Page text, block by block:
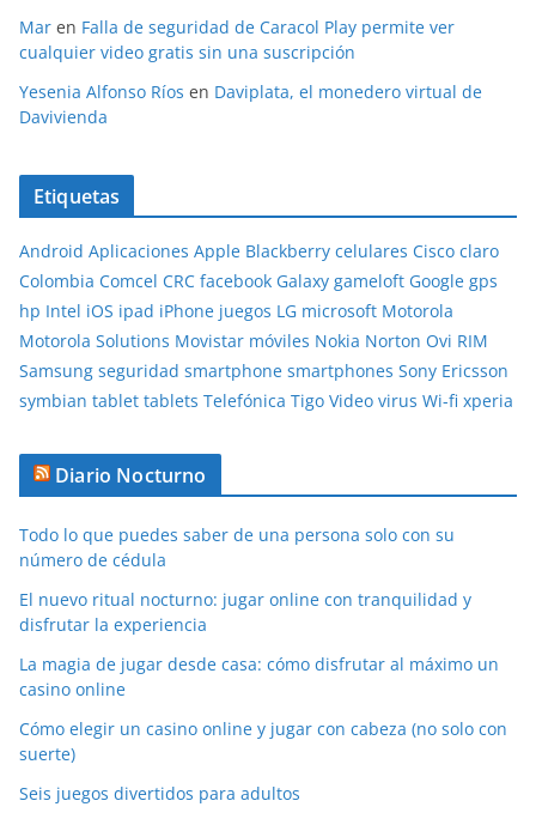
Mar en Falla de seguridad de Caracol Play permite ver
cualquier video gratis sin una suscripción
Yesenia Alfonso Ríos en Daviplata, el monedero virtual de
Davivienda
Etiquetas
Android Aplicaciones Apple Blackberry celulares Cisco claro
Colombia Comcel CRC facebook Galaxy gameloft Google gps
hp Intel iOS ipad iPhone juegos LG microsoft Motorola
Motorola Solutions Movistar móviles Nokia Norton Ovi RIM
Samsung seguridad smartphone smartphones Sony Ericsson
symbian tablet tablets Telefónica Tigo Video virus Wi-fi xperia
Diario Nocturno
Todo lo que puedes saber de una persona solo con su
número de cédula
El nuevo ritual nocturno: jugar online con tranquilidad y
disfrutar la experiencia
La magia de jugar desde casa: cómo disfrutar al máximo un
casino online
Cómo elegir un casino online y jugar con cabeza (no solo con
suerte)
Seis juegos divertidos para adultos